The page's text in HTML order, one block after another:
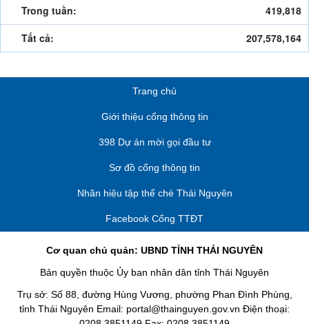
Trong tuần:
419,818
Tất cả:
207,578,164
Trang chủ
Giới thiệu cổng thông tin
398 Dự án mời gọi đầu tư
Sơ đồ cổng thông tin
Nhãn hiệu tập thể chè Thái Nguyên
Facebook Cổng TTĐT
Cơ quan chủ quản: UBND TỈNH THÁI NGUYÊN
Bản quyền thuộc Ủy ban nhân dân tỉnh Thái Nguyên
Trụ sở: Số 88, đường Hùng Vương, phường Phan Đình Phùng,
tỉnh Thái Nguyên Email: portal@thainguyen.gov.vn Điện thoại: